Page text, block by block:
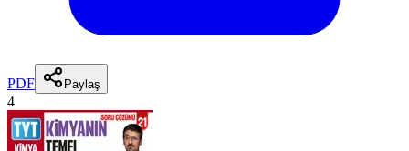
PDF Paylaş
4